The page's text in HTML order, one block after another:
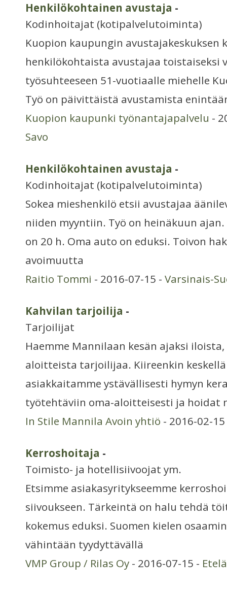
Henkilökohtainen avustaja -
Kodinhoitajat (kotipalvelutoiminta)
Kuopion kaupungin avustajakeskuksen
henkilökohtaista avustajaa toistaiseksi
työsuhteeseen 51-vuotiaalle miehelle
Työ on päivittäistä avustamista
Kuopion kaupunki työnantajapalvelu -
Savo
Henkilökohtainen avustaja -
Kodinhoitajat (kotipalvelutoiminta)
Sokea mieshenkilö etsii avustajaa
niiden myyntiin. Työ on heinäkuun
on 20 h. Oma auto on eduksi. Toivon
avoimuutta
Raitio Tommi - 2016-07-15 - Varsinais-
Kahvilan tarjoilija -
Tarjoilijat
Haemme Mannilaan kesän ajaksi
aloitteista tarjoilijaa. Kiireenkin
asiakkaitamme ystävällisesti hymyn
työtehtäviin oma-aloitteisesti ja hoidat
In Stile Mannila Avoin yhtiö - 2016-02-
Kerroshoitaja -
Toimisto- ja hotellisiivoojat ym.
Etsimme asiakasyritykseemme
siivoukseen. Tärkeintä on halu tehdä
kokemus eduksi. Suomen kielen
vähintään tyydyttävällä
VMP Group / Rilas Oy - 2016-07-15 -